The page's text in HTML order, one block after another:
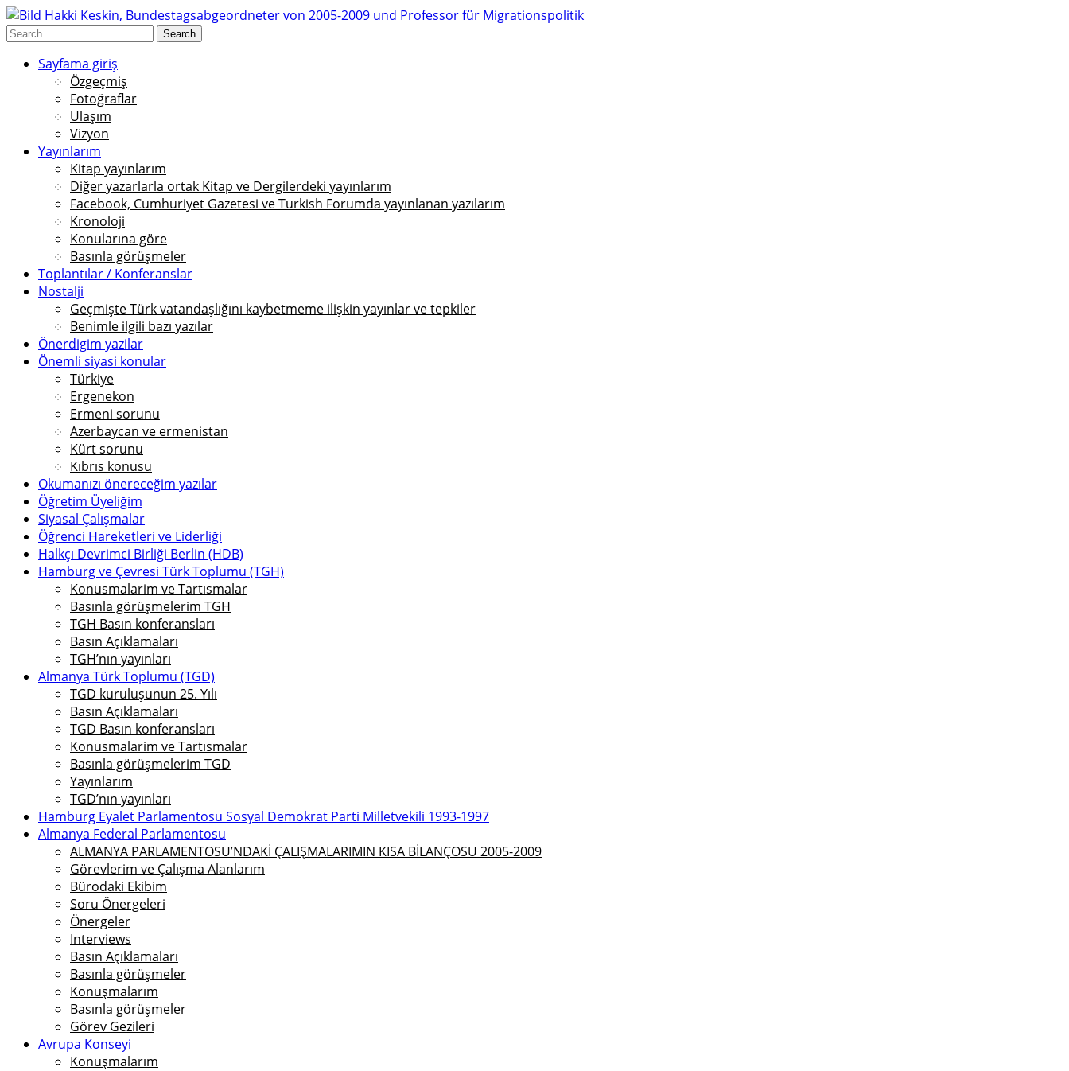
Sayfama giriş
Özgeçmiş
Fotoğraflar
Ulaşım
Vizyon
Yayınlarım
Kitap yayınlarım
Diğer yazarlarla ortak Kitap ve Dergilerdeki yayınlarım
Facebook, Cumhuriyet Gazetesi ve Turkish Forumda yayınlanan yazılarım
Kronoloji
Konularına göre
Basınla görüşmeler
Toplantılar / Konferanslar
Nostalji
Geçmişte Türk vatandaşlığını kaybetmeme ilişkin yayınlar ve tepkiler
Benimle ilgili bazı yazılar
Önerdigim yazilar
Önemli siyasi konular
Türkiye
Ergenekon
Ermeni sorunu
Azerbaycan ve ermenistan
Kürt sorunu
Kıbrıs konusu
Okumanızı önereceğim yazılar
Öğretim Üyeliğim
Siyasal Çalışmalar
Öğrenci Hareketleri ve Liderliği
Halkçı Devrimci Birliği Berlin (HDB)
Hamburg ve Çevresi Türk Toplumu (TGH)
Konusmalarim ve Tartısmalar
Basınla görüşmelerim TGH
TGH Basın konferansları
Basın Açıklamaları
TGH’nın yayınları
Almanya Türk Toplumu (TGD)
TGD kuruluşunun 25. Yılı
Basın Açıklamaları
TGD Basın konferansları
Konusmalarim ve Tartısmalar
Basınla görüşmelerim TGD
Yayınlarım
TGD’nın yayınları
Hamburg Eyalet Parlamentosu Sosyal Demokrat Parti Milletvekili 1993-1997
Almanya Federal Parlamentosu
ALMANYA PARLAMENTOSU’NDAKİ ÇALIŞMALARIMIN KISA BİLANÇOSU 2005-2009
Görevlerim ve Çalışma Alanlarım
Bürodaki Ekibim
Soru Önergeleri
Önergeler
Interviews
Basın Açıklamaları
Basınla görüşmeler
Konuşmalarım
Basınla görüşmeler
Görev Gezileri
Avrupa Konseyi
Konuşmalarım